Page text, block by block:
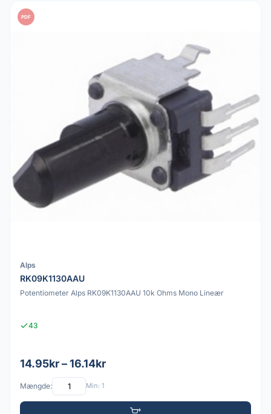
PDF
Alps
RK09K1130AAU
Potentiometer Alps RK09K1130AAU 10k Ohms Mono Lineær
43
14.95kr – 16.14kr
Mængde: Min: 1